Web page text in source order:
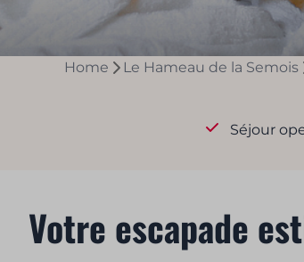
Home Le Hameau de la Semois
Séjour
Votre escapade